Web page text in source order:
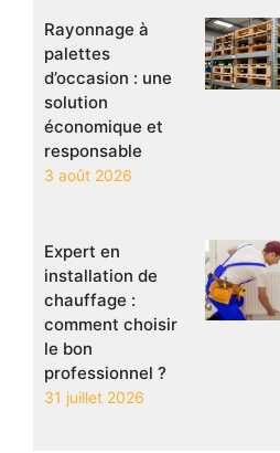
Rayonnage à
palettes
d’occasion : une
solution
économique et
responsable
3 août 2026
Expert en
installation de
chauffage :
comment choisir
le bon
professionnel ?
31 juillet 2026